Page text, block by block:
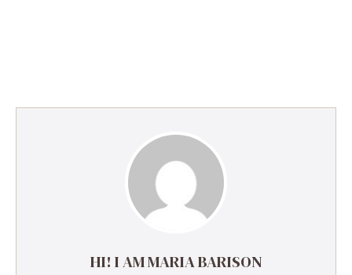
HI! I AM MARIA BARISON